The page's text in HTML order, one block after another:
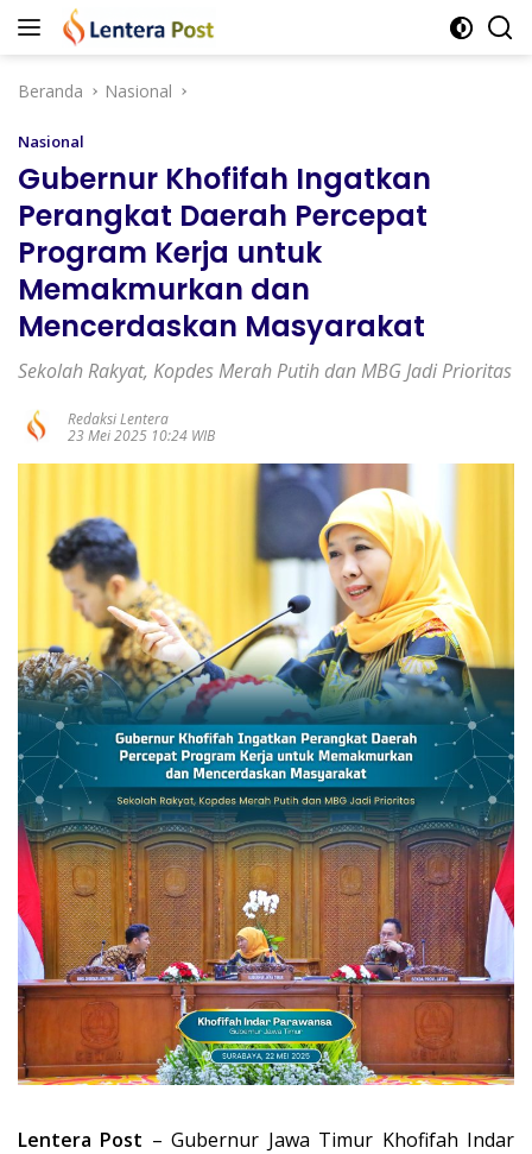
Langsung
Beranda
Nasional
Nasional
Gubernur Khofifah Ingatkan
Perangkat Daerah Percepat
Program Kerja untuk
Memakmurkan dan
Mencerdaskan Masyarakat
Sekolah Rakyat, Kopdes Merah Putih dan MBG Jadi Prioritas
Redaksi Lentera
23 Mei 2025 10:24 WIB
Lentera Post – Gubernur Jawa Timur Khofifah Indar